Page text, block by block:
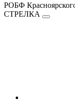
РОБФ
СТРЕЛКА